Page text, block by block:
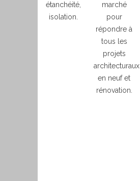
étanchéité,
isolation.
marché
pour
répondre à
tous les
projets
architecturaux
en neuf et
rénovation.